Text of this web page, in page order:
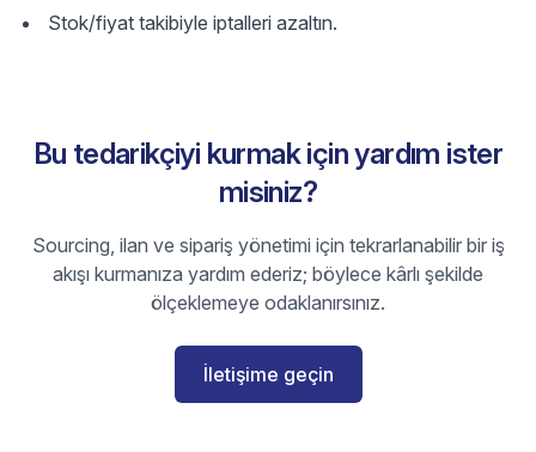
Stok/fiyat takibiyle iptalleri azaltın.
Bu tedarikçiyi kurmak için yardım ister
misiniz?
Sourcing, ilan ve sipariş yönetimi için tekrarlanabilir bir iş
akışı kurmanıza yardım ederiz; böylece kârlı şekilde
ölçeklemeye odaklanırsınız.
İletişime geçin